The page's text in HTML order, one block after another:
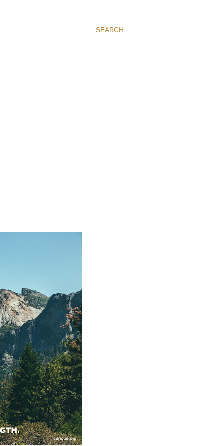
SEARCH